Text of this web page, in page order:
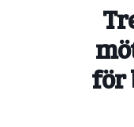
för